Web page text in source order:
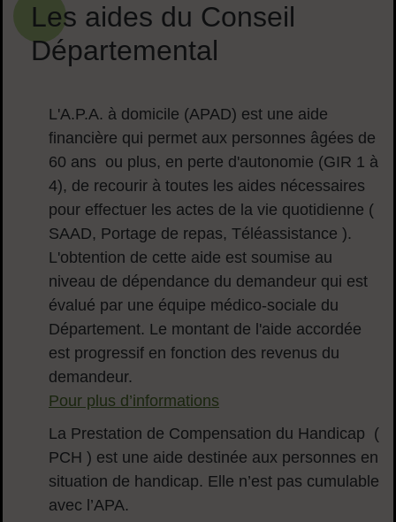
Les aides du Conseil
Départemental
L'A.P.A. à domicile (APAD) est une aide
financière qui permet aux personnes âgées de
60 ans ou plus, en perte d'autonomie (GIR 1 à
4), de recourir à toutes les aides nécessaires
pour effectuer les actes de la vie quotidienne (
SAAD, Portage de repas, Téléassistance ).
L'obtention de cette aide est soumise au
niveau de dépendance du demandeur qui est
évalué par une équipe médico-sociale du
Département. Le montant de l'aide accordée
est progressif en fonction des revenus du
demandeur.
Pour plus d’informations
La Prestation de Compensation du Handicap (
PCH ) est une aide destinée aux personnes en
situation de handicap. Elle n’est pas cumulable
avec l’APA.